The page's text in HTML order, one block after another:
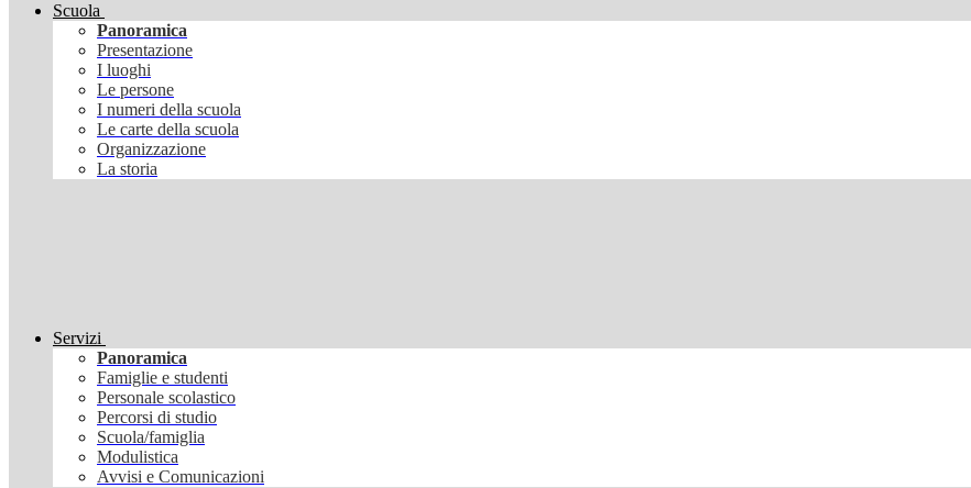
Scuola
Panoramica
Presentazione
I luoghi
Le persone
I numeri della scuola
Le carte della scuola
Organizzazione
La storia
Servizi
Panoramica
Famiglie e studenti
Personale scolastico
Percorsi di studio
Scuola/famiglia
Modulistica
Avvisi e Comunicazioni